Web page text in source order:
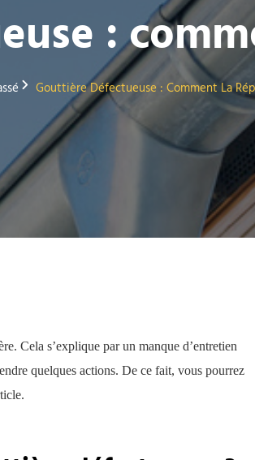
:
Gouttière Défectueuse : Comment La
Cela s’explique par un manque d’entretien
quelques actions. De ce fait, vous pourrez